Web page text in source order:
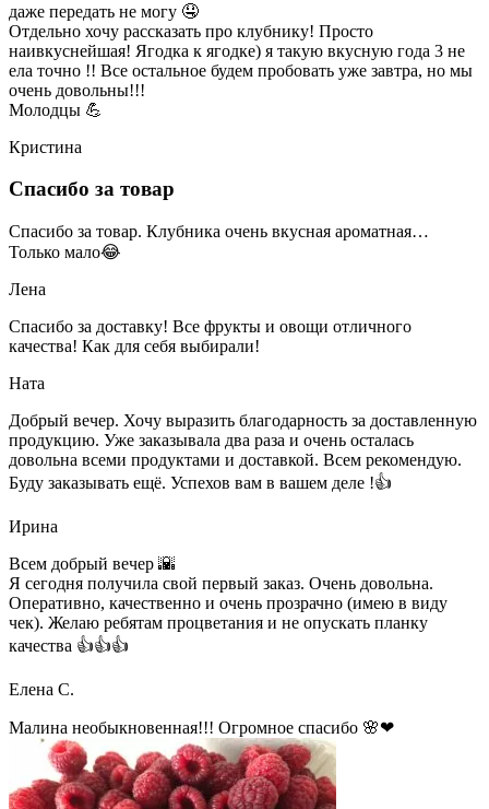
даже передать не могу 🤤
Отдельно хочу рассказать про клубнику! Просто
наивкуснейшая! Ягодка к ягодке) я такую вкусную года 3 не
ела точно !! Все остальное будем пробовать уже завтра, но мы
очень довольны!!!
Молодцы 💪
Кристина
Спасибо за товар
Спасибо за товар. Клубника очень вкусная ароматная…
Только мало😂
Лена
Спасибо за доставку! Все фрукты и овощи отличного
качества! Как для себя выбирали!
Ната
Добрый вечер. Хочу выразить благодарность за доставленную
продукцию. Уже заказывала два раза и очень осталась
довольна всеми продуктами и доставкой. Всем рекомендую.
Буду заказывать ещё. Успехов вам в вашем деле !👍
Ирина
Всем добрый вечер 🌇
Я сегодня получила свой первый заказ. Очень довольна.
Оперативно, качественно и очень прозрачно (имею в виду
чек). Желаю ребятам процветания и не опускать планку
качества 👍👍👍
Елена С.
Малина необыкновенная!!! Огромное спасибо 🌸❤